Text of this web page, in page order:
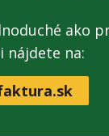
v roku
na cle, DPH a
138 744
ako
nájdete na: